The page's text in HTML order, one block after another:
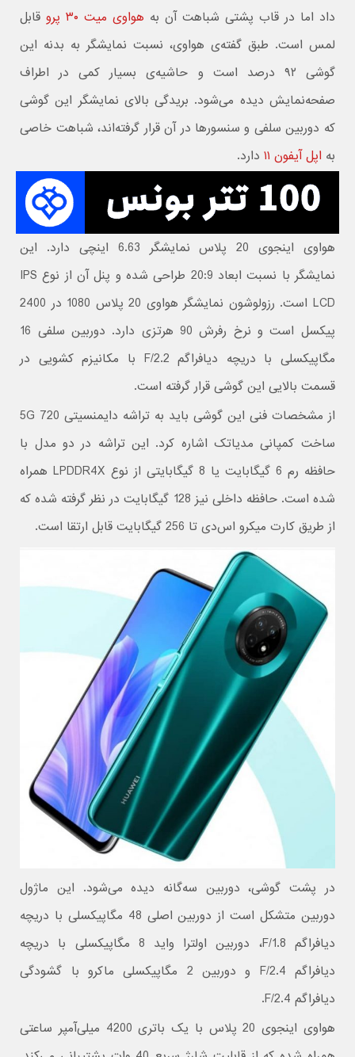
داد اما در قاب پشتی شباهت آن به هواوی میت ۳۰ پرو
قابل
لمس است. طبق گفته‌ی هواوی، نسبت نمایشگر به بدنه این
گوشی ۹۲ درصد است و حاشیه‌ی بسیار کمی در اطراف
صفحه‌نمایش دیده می‌شود. بریدگی بالای نمایشگر این گوشی
که دوربین سلفی و سنسور‌ها در آن قرار گرفته‌اند، شباهت خاصی
به اپل آیفون ۱۱ دارد.
هواوی اینجوی 20 پلاس نمایشگر 6.63 اینچی دارد. این
نمایشگر با نسبت ابعاد 20:9 طراحی شده و پنل آن از نوع IPS
LCD است. رزولوشون نمایشگر هواوی 20 پلاس 1080 در 2400
پیکسل است و نرخ رفرش 90 هرتزی دارد. دوربین سلفی 16
مگاپیکسلی با دریچه دیافراگم F/2.2 با مکانیزم کشویی در
قسمت بالایی این گوشی قرار گرفته است.
از مشخصات فنی این گوشی باید به تراشه دایمنسیتی 720 5G
ساخت کمپانی مدیاتک اشاره کرد. این تراشه در دو مدل با
حافظه رم 6 گیگابایت یا 8 گیگابایتی از نوع LPDDR4X همراه
شده است. حافظه داخلی نیز 128 گیگابایت در نظر گرفته شده که
از طریق کارت میکرو اس‌دی تا 256 گیگابایت قابل ارتقا است.
در پشت گوشی، دوربین سه‌گانه دیده می‌شود. این ماژول
دوربین متشکل است از دوربین اصلی 48 مگاپیکسلی با دریچه
دیافراگم F/1.8، دوربین اولترا واید 8 مگاپیکسلی با دریچه
دیافراگم F/2.4 و دوربین 2 مگاپیکسلی ماکرو با گشودگی
دیافراگم F/2.4.
هواوی اینجوی 20 پلاس با یک باتری 4200 میلی‌آمپر ساعتی